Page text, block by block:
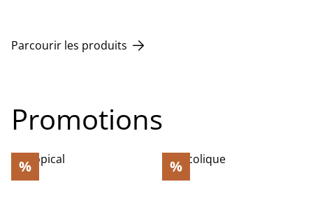
Parcourir les produits
Promotions
% %